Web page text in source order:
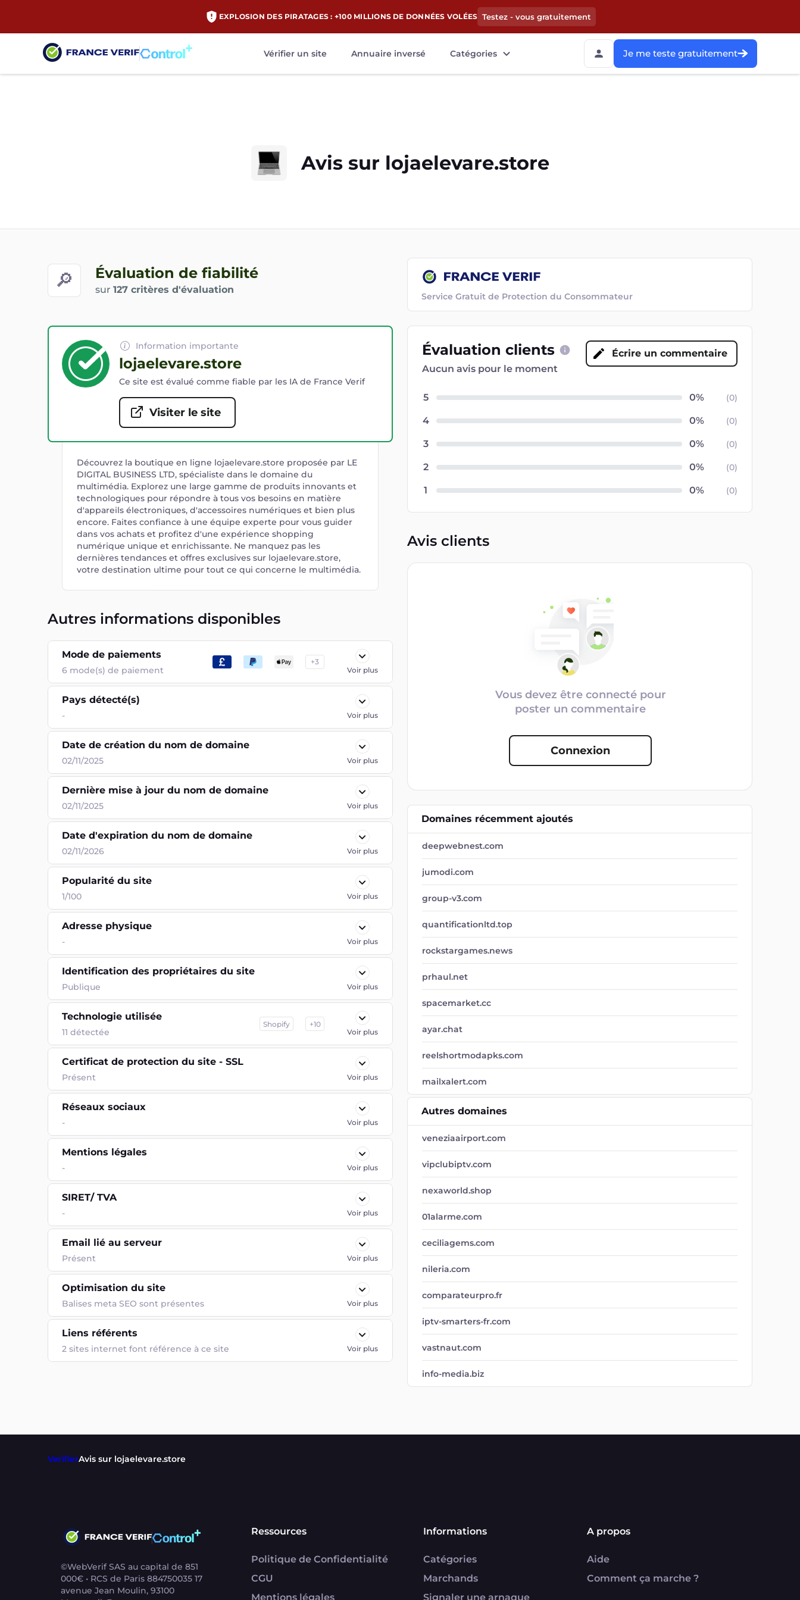
EXPLOSION DES PIRATAGES : +100 MILLIONS DE DONNÉES VOLÉES Testez - vous gratuitement
Vérifier un site Annuaire inversé Catégories Je me teste gratuitement
Avis sur lojaelevare.store
🔎 Évaluation de fiabilité
sur 127 critères d'évaluation
Service Gratuit de Protection du Consommateur
Information importante
lojaelevare.store
Ce site est évalué comme fiable par les IA de France Verif
Visiter le site
Découvrez la boutique en ligne lojaelevare.store proposée par LE
DIGITAL BUSINESS LTD, spécialiste dans le domaine du
multimédia. Explorez une large gamme de produits innovants et
technologiques pour répondre à tous vos besoins en matière
d'appareils électroniques, d'accessoires numériques et bien plus
encore. Faites confiance à une équipe experte pour vous guider
dans vos achats et profitez d'une expérience shopping
numérique unique et enrichissante. Ne manquez pas les
dernières tendances et offres exclusives sur lojaelevare.store,
votre destination ultime pour tout ce qui concerne le multimédia.
Autres informations disponibles
Mode de paiements
6 mode(s) de paiement
+3
Voir plus
Pays détecté(s)
- Voir plus
Date de création du nom de domaine
02/11/2025 Voir plus
Dernière mise à jour du nom de domaine
02/11/2025 Voir plus
Date d'expiration du nom de domaine
02/11/2026 Voir plus
Popularité du site
1/100 Voir plus
Adresse physique
- Voir plus
Identification des propriétaires du site
Publique Voir plus
Technologie utilisée
11 détectée
Shopify +10
Voir plus
Certificat de protection du site - SSL
Présent Voir plus
Réseaux sociaux
- Voir plus
Mentions légales
- Voir plus
SIRET/ TVA
- Voir plus
Email lié au serveur
Présent Voir plus
Optimisation du site
Balises meta SEO sont présentes Voir plus
Liens référents
2 sites internet font référence à ce site Voir plus
Évaluation clients
Aucun avis pour le moment
Écrire un commentaire
5 (0)
4 (0)
3 (0)
2 (0)
1 (0)
Avis clients
Vous devez être connecté pour
poster un commentaire
Connexion
Domaines récemment ajoutés
deepwebnest.com
jumodi.com
group-v3.com
quantificationltd.top
rockstargames.news
prhaul.net
spacemarket.cc
ayar.chat
reelshortmodapks.com
mailxalert.com
Autres domaines
veneziaairport.com
vipclubiptv.com
nexaworld.shop
01alarme.com
ceciliagems.com
nileria.com
comparateurpro.fr
iptv-smarters-fr.com
vastnaut.com
info-media.biz
VerifierAvis sur lojaelevare.store
©WebVerif SAS au capital de 851
000€ • RCS de Paris 884750035 17
avenue Jean Moulin, 93100
Ressources
Politique de Confidentialité
CGU
Mentions légales
Informations
Catégories
Marchands
Signaler une arnaque
A propos
Aide
Comment ça marche ?